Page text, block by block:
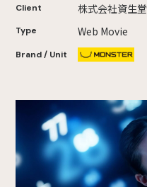
Client 株式会社資生堂
Type Web Movie
Brand / Unit